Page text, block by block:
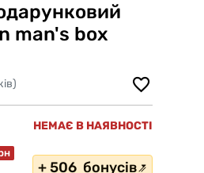
man's box
НЕМАЄ В НАЯВНОСТІ
+ 506 бонусів